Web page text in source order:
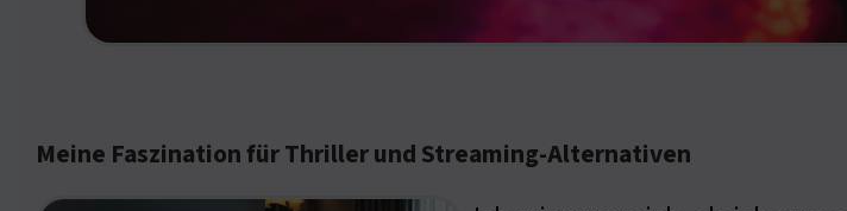
Meine Faszination für Thriller und Streaming-Alternativen